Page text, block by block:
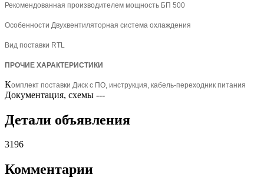
Рекомендованная производителем мощность БП 500
Особенности Двухвентиляторная система охлаждения
Вид поставки RTL
ПРОЧИЕ ХАРАКТЕРИСТИКИ
Комплект поставки Диск с ПО, инструкция, кабель-переходник питания
Документация, схемы ---
Детали объявления
3196
Комментарии